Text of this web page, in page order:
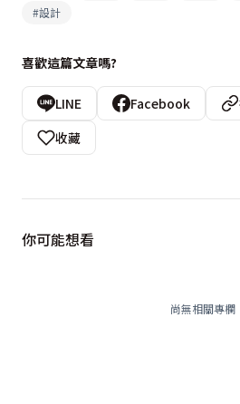
#設計
喜歡這篇文章嗎?
LINE Facebook
收藏
你可能想看
尚無相關專欄